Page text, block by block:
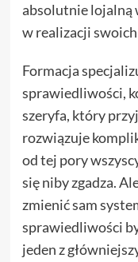
absolutnie lojalną
w realizacji
Formacja
sprawiedliwości,
szeryfa, który
rozwiązuje
od tej pory
się niby zgadza.
zmienić sam
sprawiedliwości
jeden z